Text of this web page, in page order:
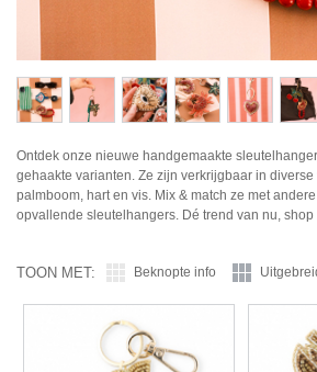
Ontdek onze nieuwe handgemaakte
gehaakte varianten. Ze zijn verkrijgbaar in diverse
palmboom, hart en vis. Mix & match ze met
opvallende sleutelhangers. Dé trend van nu, shop
TOON MET: Beknopte info